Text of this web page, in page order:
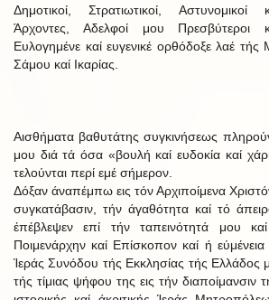
Δημοτικοί, Στρατιωτικοί, Αστυνομικοί
Άρχοντες, Αδελφοί μου Πρεσβύτεροι
Ευλογημένε καί ευγενικέ ορθόδοξε λαέ
Σάμου καί Ικαρίας.
Αισθήματα βαθυτάτης συγκινήσεως
μου διά τά όσα «βουλή καί ευδοκία καί
τελούνται περί εμέ σήμερον.
Δόξαν άναπέμπω εις τόν Αρχιποίμενα
συγκατάβασιν, τήν άγαθότητα καί τό
έπέβλεψεν επί τήν ταπεινότητά μου
Ποιμενάρχην καί Επίσκοπον καί ή εύμένεια
Ίεράς Συνόδου τής Εκκλησίας τής Ελλάδος
τής τίμιας ψήφου της εις τήν διαποίμανσιν